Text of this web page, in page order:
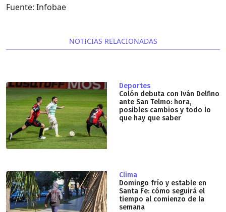
Fuente: Infobae
NOTICIAS RELACIONADAS
Deportes
Colón debuta con Iván Delfino
ante San Telmo: hora,
posibles cambios y todo lo
que hay que saber
Clima
Domingo frío y estable en
Santa Fe: cómo seguirá el
tiempo al comienzo de la
semana